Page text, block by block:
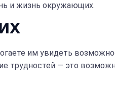
и жизнь окружающих.
им увидеть
трудностей — это